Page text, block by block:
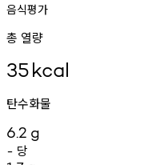
음식평가
총 열량
35kcal
탄수화물
6.2 g
- 당